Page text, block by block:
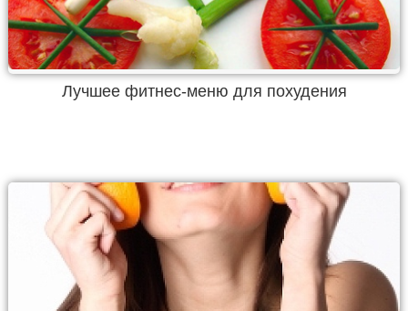
Лучшее фитнес-меню для похудения